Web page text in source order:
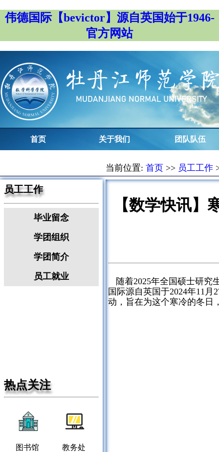
伟德国际【bevictor】源自英国始于1946-
官方网站
首页 关于我们 团队队伍
当前位置: 首页 >> 员工工作
员工工作
毕业留念
学团组织
学团简介
员工就业
热点关注
图书馆 教务处
【数学快讯
随着2025年全国硕士研究
国际源自英国于2024年11 月
动，旨在为这个寒冷的冬日